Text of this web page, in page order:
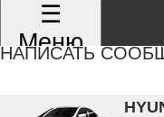
☰
Меню
НАПИСАТЬ